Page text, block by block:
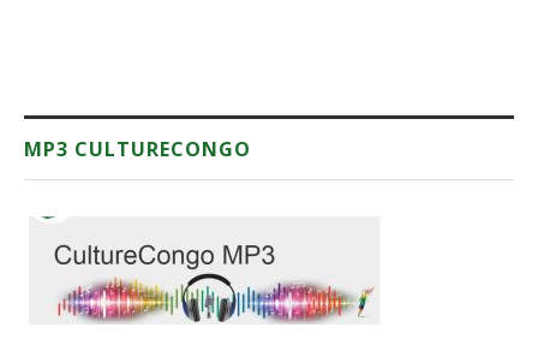
MP3 CULTURECONGO